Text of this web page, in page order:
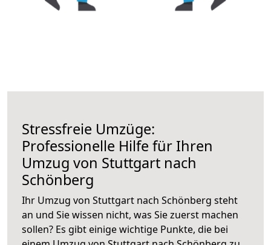
Stressfreie Umzüge:
Professionelle Hilfe für Ihren
Umzug von Stuttgart nach
Schönberg
Ihr Umzug von Stuttgart nach Schönberg steht
an und Sie wissen nicht, was Sie zuerst machen
sollen? Es gibt einige wichtige Punkte, die bei